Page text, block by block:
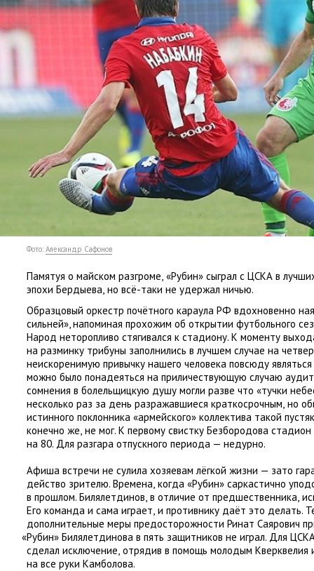
Фото: Александр Сафонов
Памятуя о майском разгроме «Рубин» сыграл с ЦСКА в
эпохи Бердыева но всё-таки не удержал ничью.
Образцовый оркестр почётного караула РФ вдохновенно
сильней», напоминая прохожим об открытии футбольного
Народ неторопливо стягивался к стадиону. К моменту
на разминку трибуны заполнились в лучшем случае на
неискоренимую привычку нашего человека повсюду
можно было понадеяться на приличествующую случаю
сомнения в болельщицкую душу могли разве что «тучки
несколько раз за день разражавшиеся краткосрочным но
истинного поклонника «армейского» коллектива такой
конечно же не мог. К первому свистку Безбородова
на 80. Для разгара отпускного периода — недурно.
Афиша встречи не сулила хозяевам лёгкой жизни — зато
действо зрителю. Времена когда «Рубин» саркастично
в прошлом. Билялетдинов в отличие от предшественника
Его команда и сама играет и противнику даёт это делать.
дополнительные меры предосторожности Ринат Саярович
«Рубин» Билялетдинова в пять защитников не играл. Для
сделал исключение отрядив в помощь молодым Кверквелия
на все руки Камболова.